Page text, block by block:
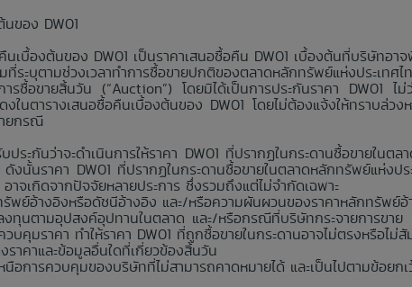
ของ DW01
นเบื้องต้นของ DW01 เป็นราคาเสนอซื้อคืน DW01 เบื้องต้นที่บริษัท
ระบุตามช่วงเวลาทำการซื้อขายปกติของตลาดหลักทรัพย์แห่งประเทศ
รซื้อขายสิ้นวัน (“Auction”) โดยมิได้เป็นการประกันราคา DW01
ในตารางเสนอซื้อคืนเบื้องต้นของ DW01 โดยไม่ต้องแจ้งให้ทราบล่
ยกรณี
ประกันว่าจะดำเนินการให้ราคา DW01 ที่ปรากฏในกระดานซื้อขายในต
งนั้นราคา DW01 ที่ปรากฏในกระดานซื้อขายในตลาดหลักทรัพย์แห่งป
จเกิดจากปัจจัยหลายประการ ซึ่งรวมถึงแต่ไม่จำกัดเฉพาะ
พย์อ้างอิงหรือดัชนีอ้างอิง และ/หรือความผันผวนของราคาหลักทรัพย์อ้
งทุนตามอุปสงค์อุปทานในตลาด และ/หรือกรณีที่บริษัทกระจายการขา
วบคุมราคา ทำให้ราคา DW01 ที่ถูกซื้อขายในกระดานอาจไม่ตรงหรือไ
ราคาและข้อมูลอื่นใดที่เกี่ยวข้องสิ้นวัน
การควบคุมของบริษัทที่ไม่สามารถคาดหมายได้ และเป็นไปตามข้อยก